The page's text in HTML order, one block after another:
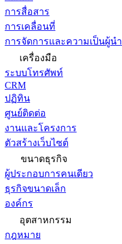
การสื่อสาร
การเคลื่อนที่
การจัดการและความเป็นผู้นำ
เครื่องมือ
ระบบโทรศัพท์
CRM
ปฏิทิน
ศูนย์ติดต่อ
งานและโครงการ
ตัวสร้างเว็บไซต์
ขนาดธุรกิจ
ผู้ประกอบการคนเดียว
ธุรกิจขนาดเล็ก
องค์กร
อุตสาหกรรม
กฎหมาย